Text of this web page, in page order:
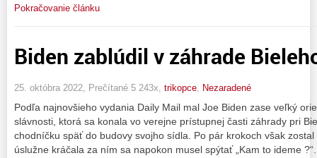
Pokračovanie článku
Biden zablúdil v záhrade
25. októbra 2022, Prečítané 5 243x, trikopce, Nezaradené
Podľa najnovšieho vydania Daily Mail mal Joe Biden zase veľký
slávnosti, ktorá sa konala vo verejne prístupnej časti záhrady pri
chodníčku späť do budovy svojho sídla. Po pár krokoch však
úslužne kráčala za ním sa napokon musel spýtať „Kam to ideme